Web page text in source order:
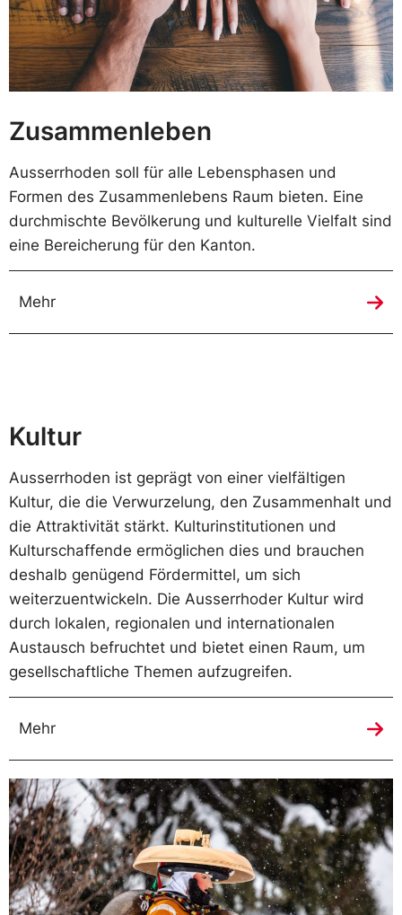
Zusammenleben
Ausserrhoden soll für alle Lebensphasen und
Formen des Zusammenlebens Raum bieten. Eine
durchmischte Bevölkerung und kulturelle Vielfalt sind
eine Bereicherung für den Kanton.
Mehr
Kultur
Ausserrhoden ist geprägt von einer vielfältigen
Kultur, die die Verwurzelung, den Zusammenhalt und
die Attraktivität stärkt. Kulturinstitutionen und
Kulturschaffende ermöglichen dies und brauchen
deshalb genügend Fördermittel, um sich
weiterzuentwickeln. Die Ausserrhoder Kultur wird
durch lokalen, regionalen und internationalen
Austausch befruchtet und bietet einen Raum, um
gesellschaftliche Themen aufzugreifen.
Mehr